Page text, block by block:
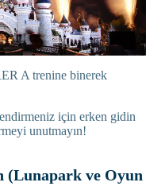
A trenine binerek
için erken gidin
unutmayın!
ve Oyun